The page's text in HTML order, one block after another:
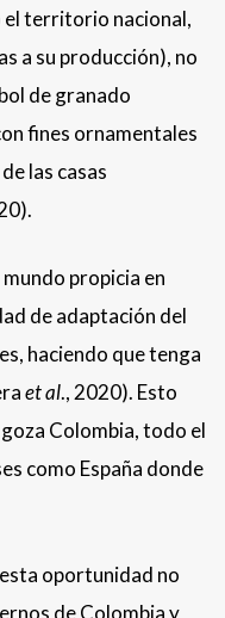
el territorio nacional,
a su producción), no
de granado
fines ornamentales
las casas
propicia en
de adaptación del
haciendo que tenga
et al., 2020). Esto
Colombia, todo el
como España donde
oportunidad no
de Colombia y